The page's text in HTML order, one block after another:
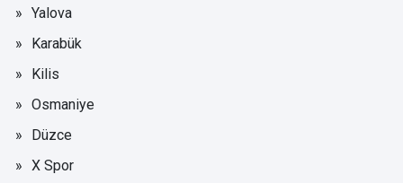
Yalova
Karabük
Kilis
Osmaniye
Düzce
X Spor